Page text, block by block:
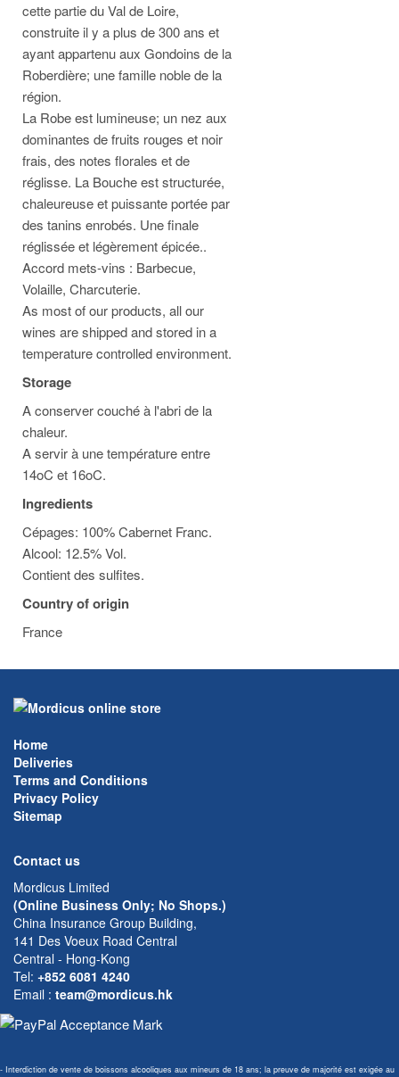
cette partie du Val de Loire,
construite il y a plus de 300 ans et
ayant appartenu aux Gondoins de la
Roberdière; une famille noble de la
région.
La Robe est lumineuse; un nez aux
dominantes de fruits rouges et noir
frais, des notes florales et de
réglisse. La Bouche est structurée,
chaleureuse et puissante portée par
des tanins enrobés. Une finale
réglissée et légèrement épicée..
Accord mets-vins : Barbecue,
Volaille, Charcuterie.
As most of our products, all our
wines are shipped and stored in a
temperature controlled environment.
Storage
A conserver couché à l'abri de la
chaleur.
A servir à une température entre
14oC et 16oC.
Ingredients
Cépages: 100% Cabernet Franc.
Alcool: 12.5% Vol.
Contient des sulfites.
Country of origin
France
Home
Deliveries
Terms and Conditions
Privacy Policy
Sitemap
Contact us
Mordicus Limited
(Online Business Only; No Shops.)
China Insurance Group Building,
141 Des Voeux Road Central
Central - Hong-Kong
Tel: +852 6081 4240
Email : team@mordicus.hk
- Interdiction de vente de boissons alcooliques aux mineurs de 18 ans; la preuve de majorité est exigée au